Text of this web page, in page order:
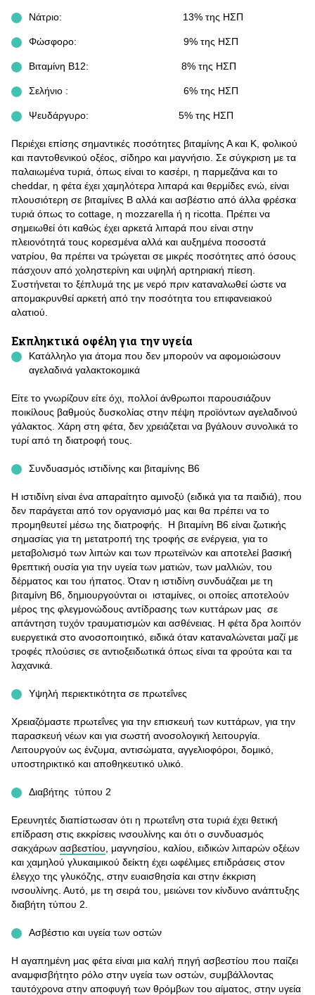
Νάτριο: 13% της ΗΣΠ
Φώσφορο: 9% της ΗΣΠ
Βιταμίνη Β12: 8% της ΗΣΠ
Σελήνιο : 6% της ΗΣΠ
Ψευδάργυρο: 5% της ΗΣΠ
Περιέχει επίσης σημαντικές ποσότητες βιταμίνης Α και Κ, φολικού
και παντοθενικού οξέος, σίδηρο και μαγνήσιο. Σε σύγκριση με τα
παλαιωμένα τυριά, όπως είναι το κασέρι, η παρμεζάνα και το
cheddar, η φέτα έχει χαμηλότερα λιπαρά και θερμίδες ενώ, είναι
πλουσιότερη σε βιταμίνες Β αλλά και ασβέστιο από άλλα φρέσκα
τυριά όπως το cottage, η mozzarella ή η ricotta. Πρέπει να
σημειωθεί ότι καθώς έχει αρκετά λιπαρά που είναι στην
πλειονότητά τους κορεσμένα αλλά και αυξημένα ποσοστά
νατρίου, θα πρέπει να τρώγεται σε μικρές ποσότητες από όσους
πάσχουν από χοληστερίνη και υψηλή αρτηριακή πίεση.
Συστήνεται το ξέπλυμά της με νερό πριν καταναλωθεί ώστε να
απομακρυνθεί αρκετή από την ποσότητα του επιφανειακού
αλατιού.
Εκπληκτικά οφέλη για την υγεία
Κατάλληλο για άτομα που δεν μπορούν να αφομοιώσουν
αγελαδινά γαλακτοκομικά
Είτε το γνωρίζουν είτε όχι, πολλοί άνθρωποι παρουσιάζουν
ποικίλους βαθμούς δυσκολίας στην πέψη προϊόντων αγελαδινού
γάλακτος. Χάρη στη φέτα, δεν χρειάζεται να βγάλουν συνολικά το
τυρί από τη διατροφή τους.
Συνδυασμός ιστιδίνης και βιταμίνης Β6
Η ιστιδίνη είναι ένα απαραίτητο αμινοξύ (ειδικά για τα παιδιά), που
δεν παράγεται από τον οργανισμό μας και θα πρέπει να το
προμηθευτεί μέσω της διατροφής. Η βιταμίνη Β6 είναι ζωτικής
σημασίας για τη μετατροπή της τροφής σε ενέργεια, για το
μεταβολισμό των λιπών και των πρωτεϊνών και αποτελεί βασική
θρεπτική ουσία για την υγεία των ματιών, των μαλλιών, του
δέρματος και του ήπατος. Όταν η ιστιδίνη συνδυάζεαι με τη
βιταμίνη Β6, δημιουργούνται οι ισταμίνες, οι οποίες αποτελούν
μέρος της φλεγμονώδους αντίδρασης των κυττάρων μας σε
απάντηση τυχόν τραυματισμών και ασθένειας. Η φέτα δρα λοιπόν
ευεργετικά στο ανοσοποιητικό, ειδικά όταν καταναλώνεται μαζί με
τροφές πλούσιες σε αντιοξειδωτικά όπως είναι τα φρούτα και τα
λαχανικά.
Υψηλή περιεκτικότητα σε πρωτεΐνες
Χρειαζόμαστε πρωτεΐνες για την επισκευή των κυττάρων, για την
παρασκευή νέων και για σωστή ανοσολογική λειτουργία.
Λειτουργούν ως ένζυμα, αντισώματα, αγγελιοφόροι, δομικό,
υποστηρικτικό και αποθηκευτικό υλικό.
Διαβήτης τύπου 2
Ερευνητές διαπίστωσαν ότι η πρωτεΐνη στα τυριά έχει θετική
επίδραση στις εκκρίσεις ινσουλίνης και ότι ο συνδυασμός
σακχάρων ασβεστίου , μαγνησίου, καλίου, ειδικών λιπαρών οξέων
και χαμηλού γλυκαιμικού δείκτη έχει ωφέλιμες επιδράσεις στον
έλεγχο της γλυκόζης, στην ευαισθησία και στην έκκριση
ινσουλίνης. Αυτό, με τη σειρά του, μειώνει τον κίνδυνο ανάπτυξης
διαβήτη τύπου 2.
Ασβέστιο και υγεία των οστών
Η αγαπημένη μας φέτα είναι μια καλή πηγή ασβεστίου που παίζει
αναμφισβήτητο ρόλο στην υγεία των οστών, συμβάλλοντας
ταυτόχρονα στην αποφυγή των θρόμβων του αίματος, στην υγεία